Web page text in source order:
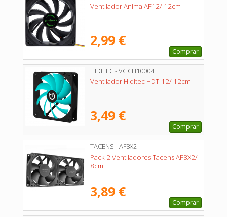
Ventilador Anima AF12/ 12cm
2,99 €
Comprar
HIDITEC - VGCH10004
Ventilador Hiditec HDT-12/ 12cm
3,49 €
Comprar
TACENS - AF8X2
Pack 2 Ventiladores Tacens AF8X2/
8cm
3,89 €
Comprar